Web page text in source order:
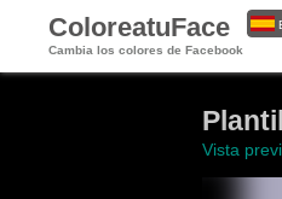
ColoreatuFace
Cambia los colores de Facebook
Vista